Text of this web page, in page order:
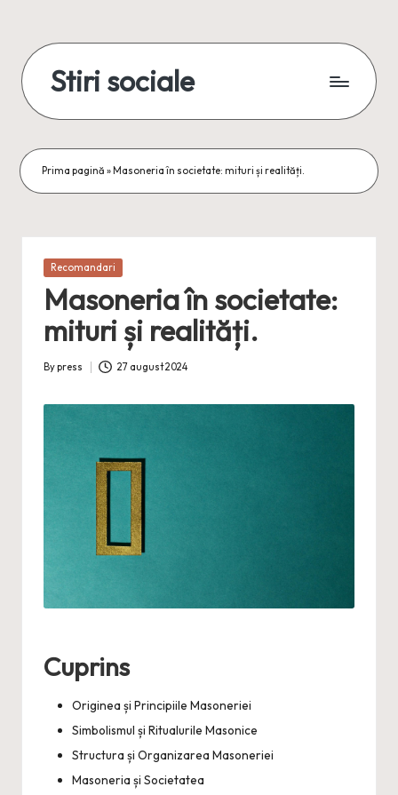
content
Stiri sociale
conexiuni
reale
Prima pagină » Masoneria în societate: mituri și realități.
Posted
Recomandari
Masoneria în societate:
mituri și realități.
Posted
Bypress 27 august 2024
Cuprins
Originea și Principiile Masoneriei
Simbolismul și Ritualurile Masonice
Structura și Organizarea Masoneriei
Masoneria și Societatea